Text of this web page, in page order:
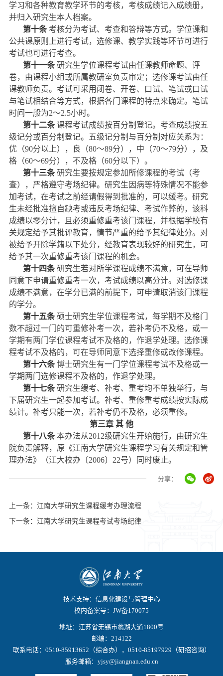
学习和各种教育教学环节的考核，考核成绩记入成绩册，
并归入研究生本人档案。
第十条 考核分为考试、考查和答辩等方式。学位课和
公共课原则上进行考试，选修课、教学实践等环节可进行
考试也可进行考查。
第十一条 研究生学位课程考试由任课教师命题、评
卷，由课程小组或所属教研室负责审定；选修课考试由任
课教师负责。考试可采用闭卷、开卷、口试、笔试或口试
与笔试相结合等方式，根据各门课程的特点来确定。笔试
时间一般为2～2.5小时。
第十二条 课程考试成绩按百分制登记。考查成绩按五
级记分或百分制登记。五级记分制与百分制对应关系为：
优（90分以上），良（80～89分），中（70～79分），及
格（60～69分），不及格（60分以下）。
第十三条 研究生要按规定参加所修课程的考试（考
查），严格遵守考场纪律。研究生因病等特殊情况不能参
加考试，在考试之前经请假得到批准的，可以缓考。研究
生未经批准擅自缺考或违反考场纪律、考试作弊的，该科
成绩以零分计，且必须重修重考该门课程，并根据学校有
关规定给予其批评教育，情节严重的给予其纪律处分。对
被给予开除学籍以下处分，经教育表现较好的研究生，可
给予其一次重修重考该门课程的机会。
第十四条 研究生若对所学课程成绩不满意，可在导师
同意下申请重修重考一次，考试成绩以高分计。对选修课
成绩不满意，在学分已满的前提下，可申请取消该门课程
的学分。
第十五条 硕士研究生学位课程考试，每学期不及格门
数不超过一门的可重修补考一次，若补考仍不及格，或一
学期有两门学位课程考试不及格的，作退学处理。选修课
程考试不及格的，可在导师同意下选择重修或改修课程。
第十六条 博士研究生有一门学位课程考试不及格或一
学期两门选修课程不及格的，作退学处理。
第十七条 研究生缓考、补考、重考均不单独举行，与
下届研究生一起参加考试。补考、重修重考成绩按实际成
绩计。补考只能一次，若补考仍不及格，必须重修。
第三章 其 他
第十八条 本办法从2012级研究生开始施行，由研究生
院负责解释，原《江南大学研究生课程学习有关规定和管
理办法》（江大校办〔2006〕 22号）同时废止。
分享：
上一条：江南大学研究生课程缓考办理流程
下一条：江南大学研究生课程考试考场纪律
技术支持：信息化建设与管理中心
校内备案号：JW备170075
地址：江苏省无锡市蠡湖大道1800号
邮编：214122
联系电话：0510-85913652（综合办），0510-85197929（研招咨询）
服务邮箱：yjsy@jiangnan.edu.cn